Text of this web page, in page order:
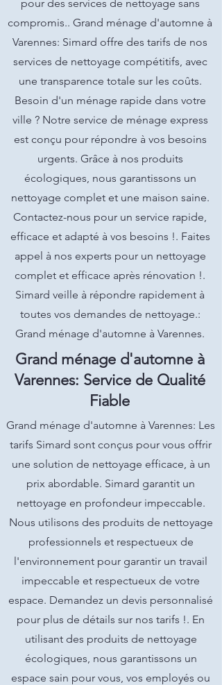
pour des services de nettoyage sans
compromis.. Grand ménage d'automne à
Varennes: Simard offre des tarifs de nos
services de nettoyage compétitifs, avec
une transparence totale sur les coûts.
Besoin d'un ménage rapide dans votre
ville ? Notre service de ménage express
est conçu pour répondre à vos besoins
urgents. Grâce à nos produits
écologiques, nous garantissons un
nettoyage complet et une maison saine.
Contactez-nous pour un service rapide,
efficace et adapté à vos besoins !. Faites
appel à nos experts pour un nettoyage
complet et efficace après rénovation !.
Simard veille à répondre rapidement à
toutes vos demandes de nettoyage.:
Grand ménage d'automne à Varennes.
Grand ménage d'automne à
Varennes: Service de Qualité
Fiable
Grand ménage d'automne à Varennes: Les
tarifs Simard sont conçus pour vous offrir
une solution de nettoyage efficace, à un
prix abordable. Simard garantit un
nettoyage en profondeur impeccable.
Nous utilisons des produits de nettoyage
professionnels et respectueux de
l'environnement pour garantir un travail
impeccable et respectueux de votre
espace. Demandez un devis personnalisé
pour plus de détails sur nos tarifs !. En
utilisant des produits de nettoyage
écologiques, nous garantissons un
espace sain pour vous, vos employés ou